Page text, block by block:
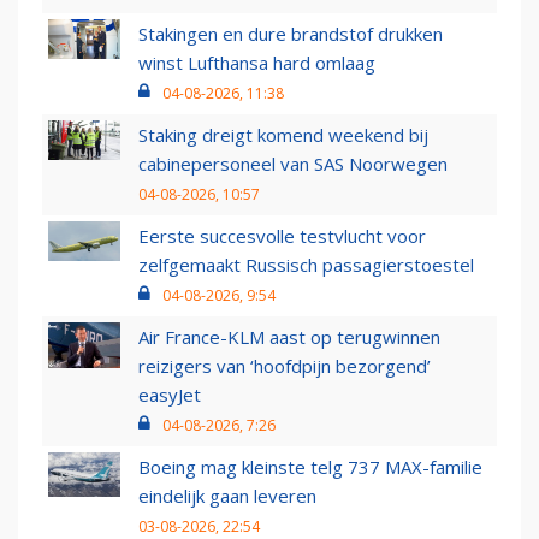
Stakingen en dure brandstof drukken
winst Lufthansa hard omlaag
04-08-2026, 11:38
Staking dreigt komend weekend bij
cabinepersoneel van SAS Noorwegen
04-08-2026, 10:57
Eerste succesvolle testvlucht voor
zelfgemaakt Russisch passagierstoestel
04-08-2026, 9:54
Air France-KLM aast op terugwinnen
reizigers van ‘hoofdpijn bezorgend’
easyJet
04-08-2026, 7:26
Boeing mag kleinste telg 737 MAX-familie
eindelijk gaan leveren
03-08-2026, 22:54